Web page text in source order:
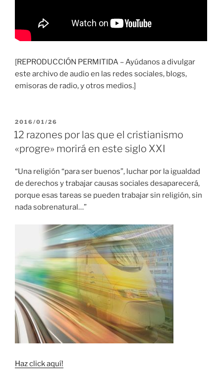
[REPRODUCCIÓN PERMITIDA – Ayúdanos a divulgar
este archivo de audio en las redes sociales, blogs,
emisoras de radio, y otros medios.]
PUBLICADO
EL
2016/01/26
12 razones por las que el cristianismo
«progre» morirá en este siglo XXI
“Una religión “para ser buenos”, luchar por la igualdad
de derechos y trabajar causas sociales desaparecerá,
porque esas tareas se pueden trabajar sin religión, sin
nada sobrenatural…”
Haz click aquí!